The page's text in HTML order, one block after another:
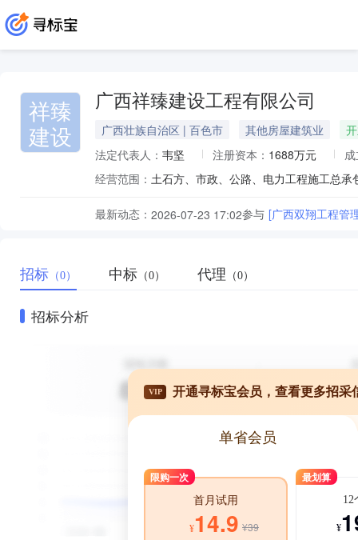
祥臻
建设
广西祥臻建设工程有限公司
广西壮族自治区 | 百色市 其他房屋建筑业
法定代表人： 韦坚 注册资本： 1688万元
经营范围：
最新动态： 2026-07-23 17:02参与 [广西双翔工程管
招标 （0） 中标 （0） 代理 （0）
招标分析
VIP 开通寻标宝会员，查看更多招采
单省会员
限购一次
首月试用
¥14.9 ¥39
最划算
12
¥